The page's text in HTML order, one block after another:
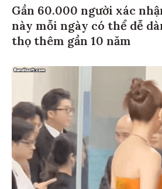
Gần 60.000 người xác
này mỗi ngày có thể dễ
thọ thêm gần 10 năm